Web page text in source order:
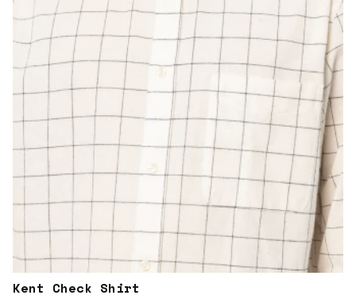
Kent Check Shirt